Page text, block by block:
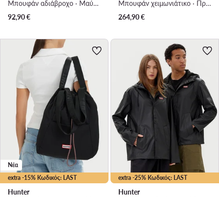
Μπουφάν αδιάβροχο · Μαύρο
92,90€
Μπουφάν χειμωνιάτικο · Πράσινο
264,90€
extra -15% Κωδικός: LAST
Νέα
Hunter
extra -25% Κωδικός: LAST
Hunter